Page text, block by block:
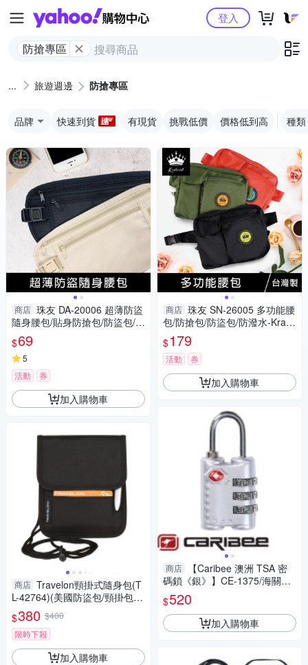
Yahoo購物中心
防搶專區
登入
旅遊週邊 防搶專區
品牌 快速到貨 有現貨 挑戰低價 價格低到高 種類
商店 珠友 DA-20006 超薄防盜
隨身腰包/貼身防搶包/防盜包/外
出包/護照收納包
$69
5
活動
券
加入購物車
商店 Travelon頸掛式隨身包(T
L-42764)(美國防盜包/頸掛包/
護照防盜包/旅遊防盜包/父親節
禮物/GetSport)
$380 $400
限時下殺
加入購物車
商店 珠友 SN-26005 多功能腰
包/防搶包/防盜包/防潑水-Kralo
vne
$179
活動 券
加入購物車
商店
【Caribee 澳洲 TSA 密
碼鎖《銀》】CE-1375/海關鎖/
防盜鎖/安全鎖/三碼鎖
$520
加入購物車